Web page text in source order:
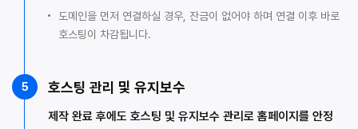
도메인을 먼저 연결하실 경우, 잔금이 없어야 하며 연결 이후 바로
호스팅이 차감됩니다.
5 호스팅 관리 및 유지보수
제작 완료 후에도 호스팅 및 유지보수 관리로 홈페이지를 안정